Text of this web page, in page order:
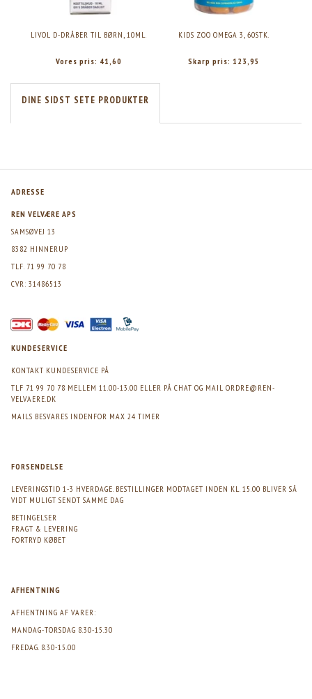
LIVOL D-DRÅBER TIL BØRN, 10ML.
Vores pris: 41,60
KIDS ZOO OMEGA 3, 60STK.
Skarp pris: 123,95
DINE SIDST SETE PRODUKTER
ADRESSE
REN VELVÆRE APS
SAMSØVEJ 13
8382 HINNERUP
TLF. 71 99 70 78
CVR: 31486513
KUNDESERVICE
KONTAKT KUNDESERVICE PÅ
TLF 71 99 70 78 MELLEM 11.00-13.00 ELLER PÅ CHAT OG MAIL ORDRE@REN-
VELVAERE.DK
MAILS BESVARES INDENFOR MAX 24 TIMER
FORSENDELSE
LEVERINGSTID 1-3 HVERDAGE. BESTILLINGER MODTAGET INDEN KL. 15.00 BLIVER SÅ
VIDT MULIGT SENDT SAMME DAG
BETINGELSER
FRAGT & LEVERING
FORTRYD KØBET
AFHENTNING
AFHENTNING AF VARER:
MANDAG-TORSDAG 8.30-15.30
FREDAG. 8.30-15.00